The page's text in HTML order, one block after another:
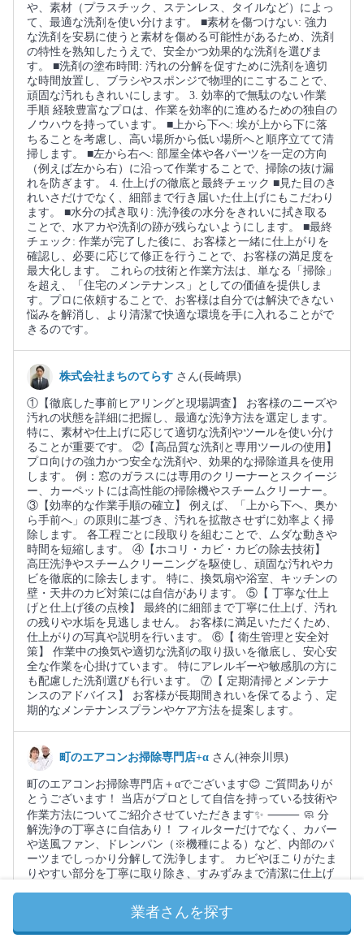
や、素材（プラスチック、ステンレス、タイルなど）によっ
て、最適な洗剤を使い分けます。 ■素材を傷つけない: 強力
な洗剤を安易に使うと素材を傷める可能性があるため、洗剤
の特性を熟知したうえで、安全かつ効果的な洗剤を選びま
す。 ■洗剤の塗布時間: 汚れの分解を促すために洗剤を適切
な時間放置し、ブラシやスポンジで物理的にこすることで、
頑固な汚れもきれいにします。 3. 効率的で無駄のない作業
手順 経験豊富なプロは、作業を効率的に進めるための独自の
ノウハウを持っています。 ■上から下へ: 埃が上から下に落
ちることを考慮し、高い場所から低い場所へと順序立てて清
掃します。 ■左から右へ: 部屋全体や各パーツを一定の方向
（例えば左から右）に沿って作業することで、掃除の抜け漏
れを防ぎます。 4. 仕上げの徹底と最終チェック ■見た目のき
れいさだけでなく、細部まで行き届いた仕上げにもこだわり
ます。 ■水分の拭き取り: 洗浄後の水分をきれいに拭き取る
ことで、水アカや洗剤の跡が残らないようにします。 ■最終
チェック: 作業が完了した後に、お客様と一緒に仕上がりを
確認し、必要に応じて修正を行うことで、お客様の満足度を
最大化します。 これらの技術と作業方法は、単なる「掃除」
を超え、「住宅のメンテナンス」としての価値を提供しま
す。プロに依頼することで、お客様は自分では解決できない
悩みを解消し、より清潔で快適な環境を手に入れることがで
きるのです。
株式会社まちのてらす さん(長崎県)
①【徹底した事前ヒアリングと現場調査】 お客様のニーズや
汚れの状態を詳細に把握し、最適な洗浄方法を選定します。
特に、素材や仕上げに応じて適切な洗剤やツールを使い分け
ることが重要です。 ②【高品質な洗剤と専用ツールの使用】
プロ向けの強力かつ安全な洗剤や、効果的な掃除道具を使用
します。 例：窓のガラスには専用のクリーナーとスクイージ
ー、カーペットには高性能の掃除機やスチームクリーナー。
③【効率的な作業手順の確立】 例えば、「上から下へ、奥か
ら手前へ」の原則に基づき、汚れを拡散させずに効率よく掃
除します。 各工程ごとに段取りを組むことで、ムダな動きや
時間を短縮します。 ④【ホコリ・カビ・カビの除去技術】
高圧洗浄やスチームクリーニングを駆使し、頑固な汚れやカ
ビを徹底的に除去します。 特に、換気扇や浴室、キッチンの
壁・天井のカビ対策には自信があります。 ⑤【 丁寧な仕上
げと仕上げ後の点検】 最終的に細部まで丁寧に仕上げ、汚れ
の残りや水垢を見逃しません。 お客様に満足いただくため、
仕上がりの写真や説明を行います。 ⑥【 衛生管理と安全対
策】 作業中の換気や適切な洗剤の取り扱いを徹底し、安心安
全な作業を心掛けています。 特にアレルギーや敏感肌の方に
も配慮した洗剤選びも行います。 ⑦【 定期清掃とメンテナ
ンスのアドバイス】 お客様が長期間きれいを保てるよう、定
期的なメンテナンスプランやケア方法を提案します。
町のエアコンお掃除専門店+α さん(神奈川県)
町のエアコンお掃除専門店＋αでございます😊 ご質問ありが
とうございます！ 当店がプロとして自信を持っている技術や
作業方法についてご紹介させていただきます✨ ⸻ 🧼 分
解洗浄の丁寧さに自信あり！ フィルターだけでなく、カバー
や送風ファン、ドレンパン（※機種による）など、内部のパ
ーツまでしっかり分解して洗浄します。 カビやほこりがたま
りやすい部分を丁寧に取り除き、すみずみまで清潔に仕上げ
洗剤や汚れをしっかり流しきるまで丁寧にすすぎます。 お子
様やペットのいるご家庭でも安心してお使いいただけるよ
う、洗剤の残留にも配慮しています。 🪄 丁寧な養生と作業
業者さんを探す